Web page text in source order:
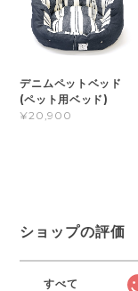
デニムペットベッド
(ペット用ベッド)
¥20,900
ショップの評価
すべて